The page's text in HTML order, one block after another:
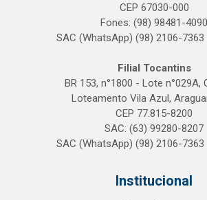
CEP 67030-000
Fones: (98) 98481-4090
SAC (WhatsApp) (98) 2106-
Filial Tocantins
BR 153, n°1800 - Lote n°029A,
Loteamento Vila Azul,
CEP 77.815-8200
SAC: (63) 99280-8207
SAC (WhatsApp) (98) 2106-
Institucional